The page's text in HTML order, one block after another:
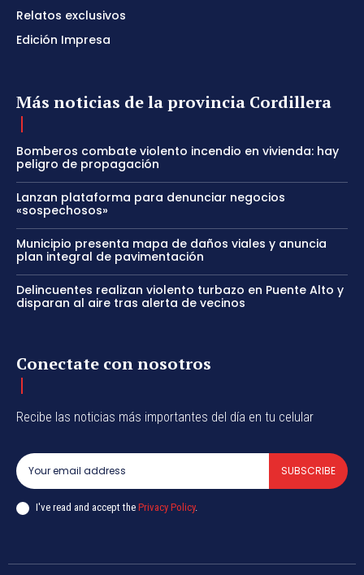
Relatos exclusivos
Edición Impresa
Más noticias de la provincia Cordillera
Bomberos combate violento incendio en vivienda: hay
peligro de propagación
Lanzan plataforma para denunciar negocios
«sospechosos»
Municipio presenta mapa de daños viales y anuncia
plan integral de pavimentación
Delincuentes realizan violento turbazo en Puente Alto y
disparan al aire tras alerta de vecinos
Conectate con nosotros
Recibe las noticias más importantes del día en tu celular
SUBSCRIBE
I've read and accept the Privacy Policy.